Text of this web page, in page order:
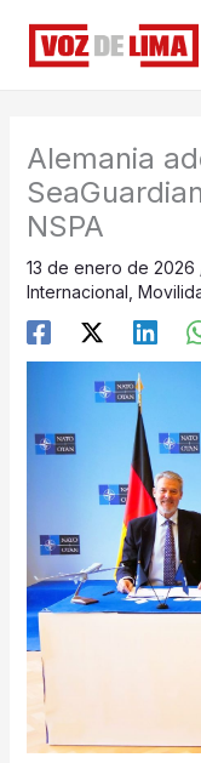
contenido
Alemania
NSPA
13 de enero de 2026
Internacional